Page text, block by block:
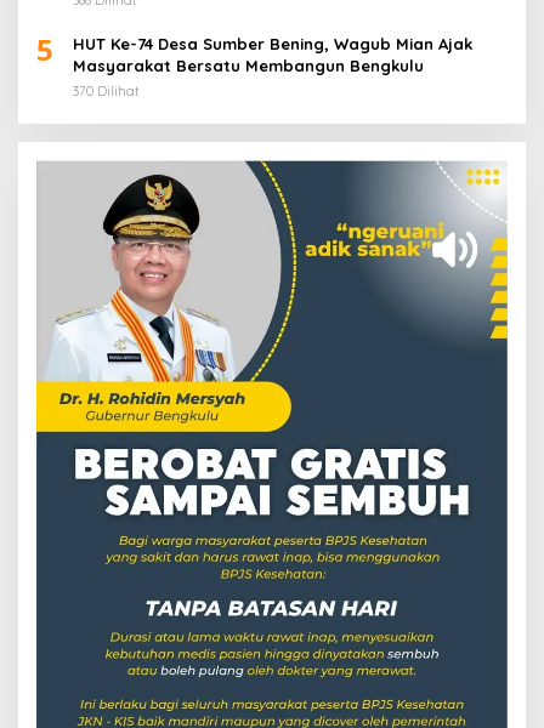
5
HUT Ke-74 Desa Sumber Bening, Wagub Mian Ajak
Masyarakat Bersatu Membangun Bengkulu
370 Dilihat